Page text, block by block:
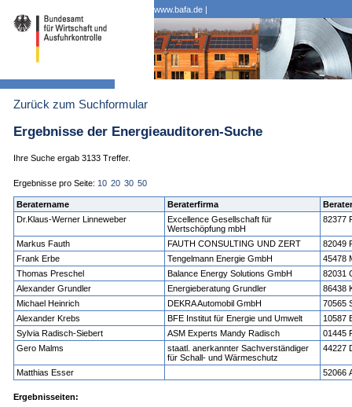
www.bafa.de |
Zurück zum Suchformular
Ergebnisse der Energieauditoren-Suche
Ihre Suche ergab 3133 Treffer.
Ergebnisse pro Seite: 10 20 30 50
Beratername Beraterfirma
Dr.Klaus-Werner Linneweber
Excellence Gesellschaft für
Wertschöpfung mbH
82377
Markus Fauth FAUTH CONSULTING UND ZERT
82049
Frank Erbe
Tengelmann Energie GmbH
45478
Thomas Preschel
Balance Energy Solutions GmbH
82031
Alexander Grundler
Energieberatung Grundler
86438
Michael Heinrich
DEKRA Automobil GmbH
70565
Alexander Krebs
BFE Institut für Energie und Umwelt
10587
Sylvia Radisch-Siebert
ASM Experts Mandy Radisch
01445
Gero Malms
staatl. anerkannter Sachverständiger
für Schall- und Wärmeschutz
44227
Matthias Esser 52066
Ergebnisseiten: